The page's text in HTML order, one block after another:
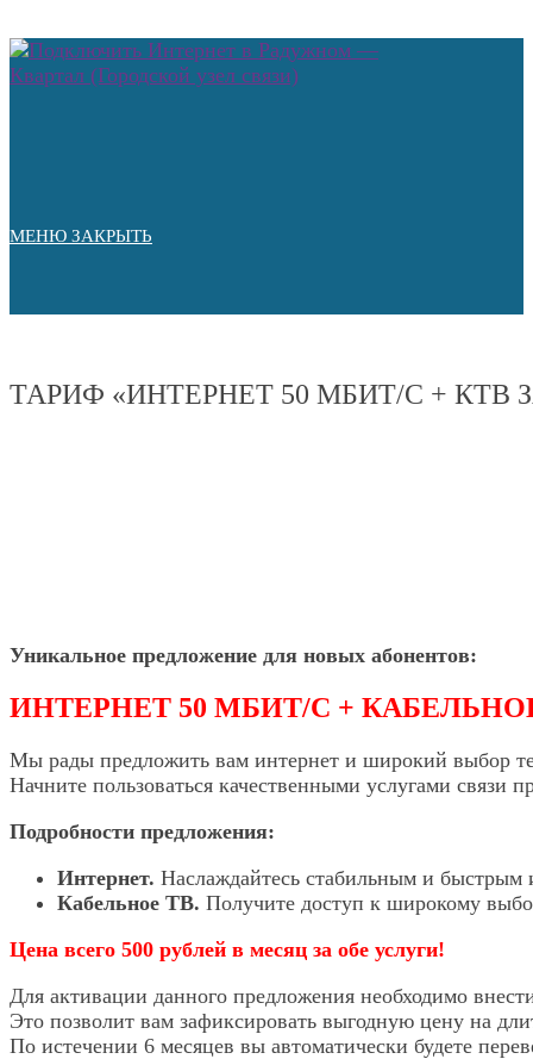
к
содержимому
МЕНЮ ЗАКРЫТЬ
ТАРИФ «ИНТЕРНЕТ 50 МБИТ/С + КТВ
Уникальное предложение для новых абонентов:
ИНТЕРНЕТ 50 МБИТ/С +
Мы рады предложить вам интернет и широкий выбор
Начните пользоваться качественными услугами связи
Подробности предложения:
Интернет. Наслаждайтесь стабильным и быстрым
Кабельное ТВ. Получите доступ к широкому
Цена всего 500 рублей в месяц за обе услуги!
Для активации данного предложения необходимо
Это позволит вам зафиксировать выгодную цену на
По истечении 6 месяцев вы автоматически будете